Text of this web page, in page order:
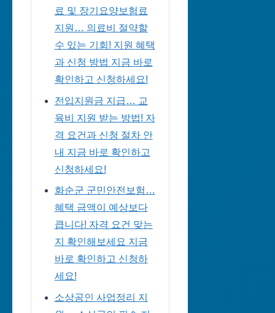
료 및 장기요양보험료
지원… 의료비 절약할
수 있는 기회! 지원 혜택
과 신청 방법 지금 바로
확인하고 신청하세요!
전입지원금 지급… 교
육비 지원 받는 방법! 자
격 요건과 신청 절차 안
내 지금 바로 확인하고
신청하세요!
화순군 군민안전보험…
혜택 금액이 예상보다
큽니다! 자격 요건 맞는
지 확인해보세요 지금
바로 확인하고 신청하
세요!
소상공인 사업정리 지